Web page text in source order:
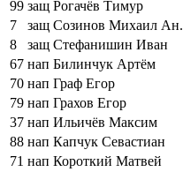
99 защ Рогачёв Тимур
7
защ Созинов Михаил Ан.
8
защ Стефанишин Иван
67 нап Билинчук Артём
70 нап Граф Егор
79 нап Грахов Егор
37 нап Ильичёв Максим
88 нап Капчук Севастиан
71 нап Короткий Матвей